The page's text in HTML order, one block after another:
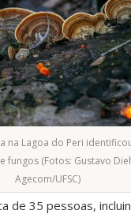
na Lagoa do Peri
fungos (Fotos: Gustavo
Agecom/UFSC)
de 35 pessoas,